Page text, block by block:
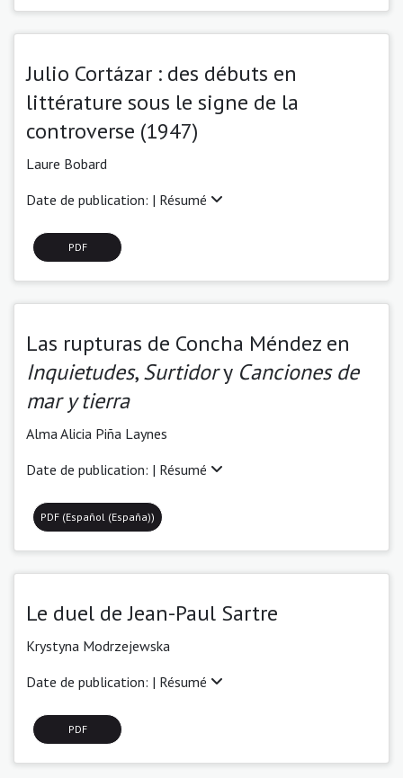
Julio Cortázar : des débuts en
littérature sous le signe de la
controverse (1947)
Laure Bobard
Date de publication: | Résumé
PDF
Las rupturas de Concha Méndez en
Inquietudes,Surtidory Canciones de
mar y tierra
Alma Alicia Piña Laynes
Date de publication: | Résumé
PDF (Español (España))
Le duel de Jean-Paul Sartre
Krystyna Modrzejewska
Date de publication: | Résumé
PDF